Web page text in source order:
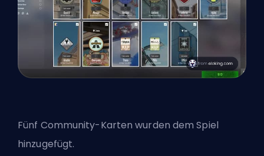
Fünf Community-Karten wurden dem Spiel
hinzugefügt.